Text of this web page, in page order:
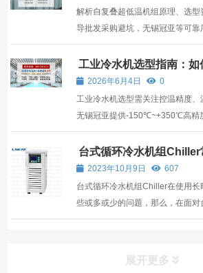
解析自复叠超低温机组原理、选
导批发采购避坑，无锡冠亚等可靠
工业冷水机选型指南：如
真正适合你的工况
2026年6月4日
0
工业冷水机选型需关注控温精度、
无锡冠亚提供-150℃~+350℃高精
台式循环冷水机组Chiller
2023年10月9日
607
台式循环冷水机组Chiller在使用
些或多或少的问题，那么，在面对
Chiller的常见故障的话，我们需要
展开更多